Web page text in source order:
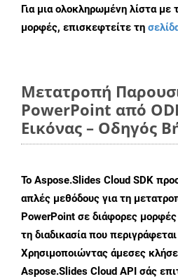
Για μια ολοκληρωμένη λίστα με
μορφές, επισκεφτείτε τη
Μετατροπή
PowerPoint από
Εικόνας – Οδηγός
Το Aspose.Slides Cloud SDK
απλές μεθόδους για τη
PowerPoint σε διάφορες
τη διαδικασία που
Χρησιμοποιώντας άμεσες
Aspose.Slides Cloud API σάς